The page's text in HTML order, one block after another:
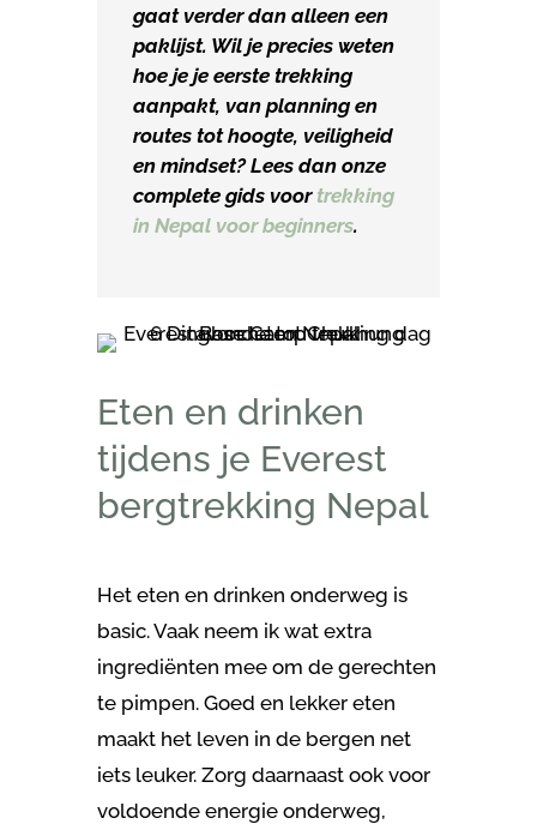
gaat verder dan alleen een
paklijst. Wil je precies weten
hoe je je eerste trekking
aanpakt, van planning en
routes tot hoogte, veiligheid
en mindset? Lees dan onze
complete gids voor trekking
in Nepal voor beginners.
Eten en drinken
tijdens je Everest
bergtrekking Nepal
Het eten en drinken onderweg is
basic. Vaak neem ik wat extra
ingrediënten mee om de gerechten
te pimpen. Goed en lekker eten
maakt het leven in de bergen net
iets leuker. Zorg daarnaast ook voor
voldoende energie onderweg,